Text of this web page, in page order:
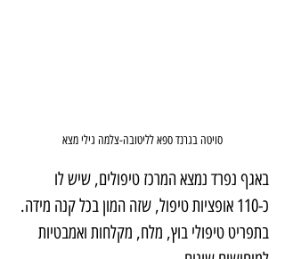
סויטה בגרנד ספא לליטובה-צלמה גילי מצא
באגף נפרד נמצא המרכז טיפולים, שיש לו
כ-110 אופציות טיפול, שזה המון בכל קנה מידה.
בתפריט טיפולי בוץ, מלח, מקלחות ואמבטיות